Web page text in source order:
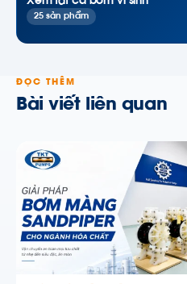
25 sản phẩm
ĐỌC THÊM
Bài viết liên quan